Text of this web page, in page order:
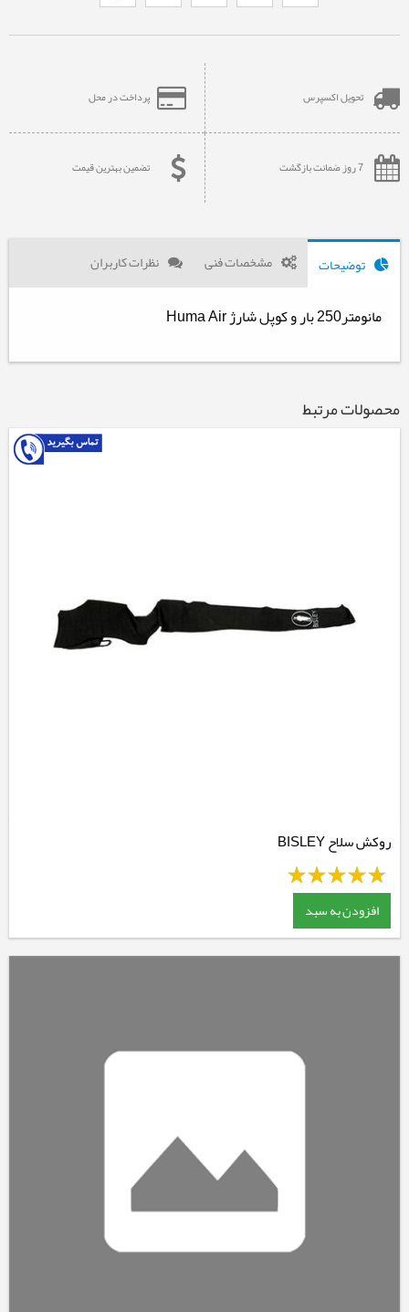
تحویل اکسپرس پرداخت در محل
7 روز ضمانت بازگشت تضمین بهترین قیمت
توضیحات مشخصات فنی نظرات کاربران
مانومتر250 بار و کوپل شارژ Huma Air
محصولات مرتبط
روکش سلاح BISLEY
افزودن به سبد